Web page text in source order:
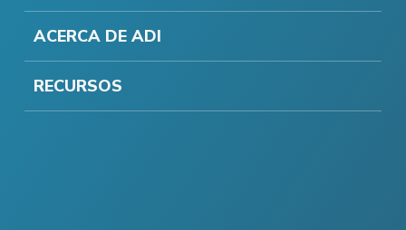
ACERCA DE ADI
RECURSOS